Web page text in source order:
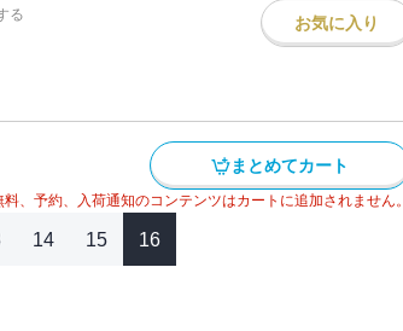
だったジャイアンツでプ
自ら解説しています。付録
録取得期限2029年7月20日
る お気に入り
まとめてカート
、予約、入荷通知のコンテンツはカートに追加されません。
14 15 16